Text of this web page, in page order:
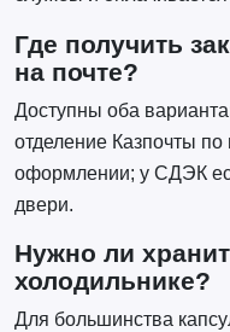
Где получить
на почте?
Доступны оба
отделение Казпочты
оформлении; у СДЭК
двери.
Нужно ли
холодильнике?
Для большинства